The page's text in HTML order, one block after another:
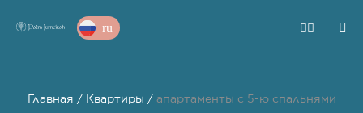
ru
Главная Квартиры апартаменты с 5-ю спальнями